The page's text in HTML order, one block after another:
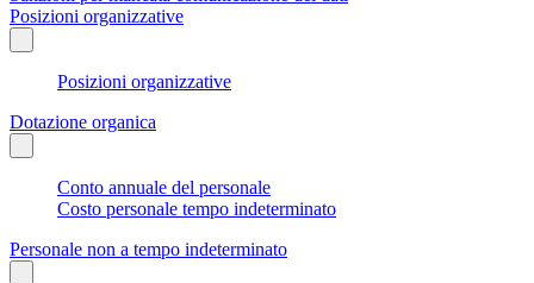
Posizioni organizzative
Posizioni organizzative
Dotazione organica
Conto annuale del personale
Costo personale tempo indeterminato
Personale non a tempo indeterminato